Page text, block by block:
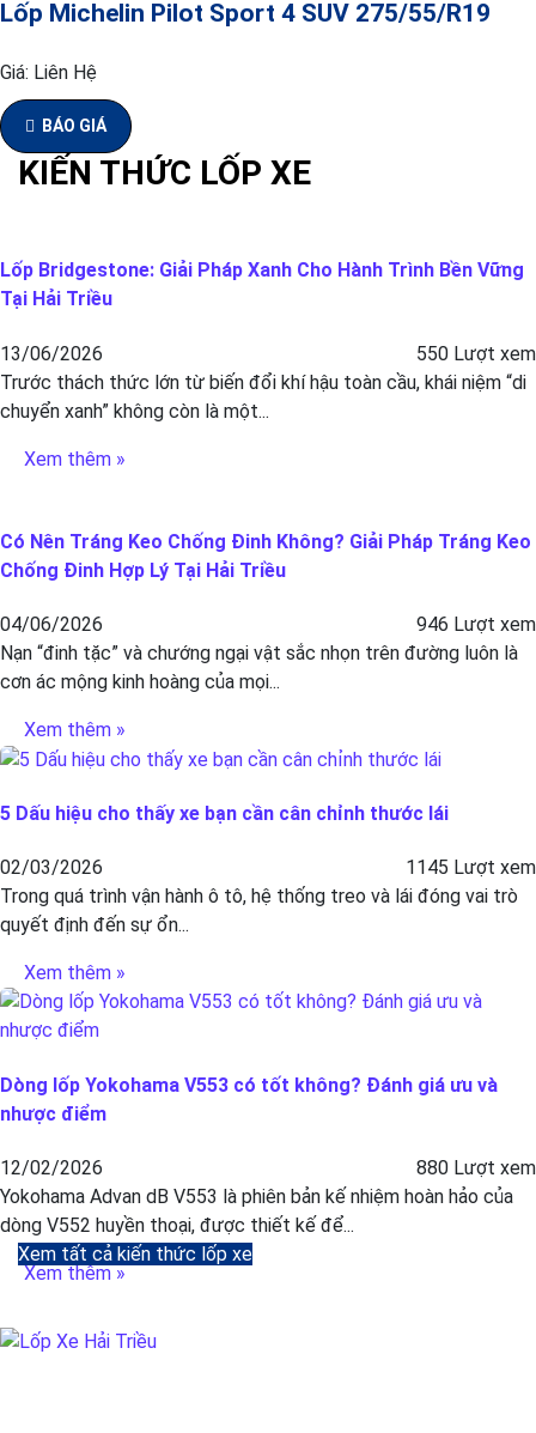
Lốp Michelin Pilot Sport 4 SUV 275/55/R19
Giá: Liên Hệ
BÁO GIÁ
KIẾN THỨC LỐP XE
Lốp Bridgestone: Giải Pháp Xanh Cho Hành Trình Bền Vững
Tại Hải Triều
13/06/2026
550 Lượt xem
Trước thách thức lớn từ biến đổi khí hậu toàn cầu, khái niệm “di
chuyển xanh” không còn là một...
Xem thêm »
Có Nên Tráng Keo Chống Đinh Không? Giải Pháp Tráng Keo
Chống Đinh Hợp Lý Tại Hải Triều
04/06/2026
946 Lượt xem
Nạn “đinh tặc” và chướng ngại vật sắc nhọn trên đường luôn là
cơn ác mộng kinh hoàng của mọi...
Xem thêm »
5 Dấu hiệu cho thấy xe bạn cần cân chỉnh thước lái
02/03/2026
1145 Lượt xem
Trong quá trình vận hành ô tô, hệ thống treo và lái đóng vai trò
quyết định đến sự ổn...
Xem thêm »
Dòng lốp Yokohama V553 có tốt không? Đánh giá ưu và
nhược điểm
12/02/2026
880 Lượt xem
Yokohama Advan dB V553 là phiên bản kế nhiệm hoàn hảo của
dòng V552 huyền thoại, được thiết kế để...
Xem thêm »
Xem tất cả kiến thức lốp xe